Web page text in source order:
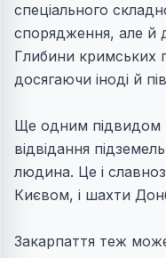
спеціального
спорядження, але й
Глибини кримських
досягаючи іноді й
Ще одним підвидом
відвідання
людина. Це і
Києвом, і шахти
Закарпаття теж